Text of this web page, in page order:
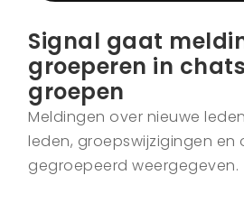
Signal gaat
groeperen in
groepen
Meldingen over nieuwe
leden, groepswijzigingen
gegroepeerd weergegeven.